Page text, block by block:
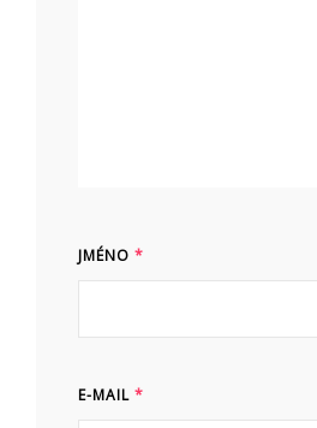
JMÉNO *
E-MAIL *